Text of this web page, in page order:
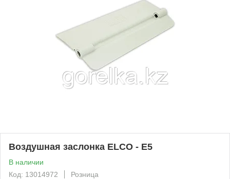
Воздушная заслонка ELCO - E5
В наличии
Код: 13014972
Розница